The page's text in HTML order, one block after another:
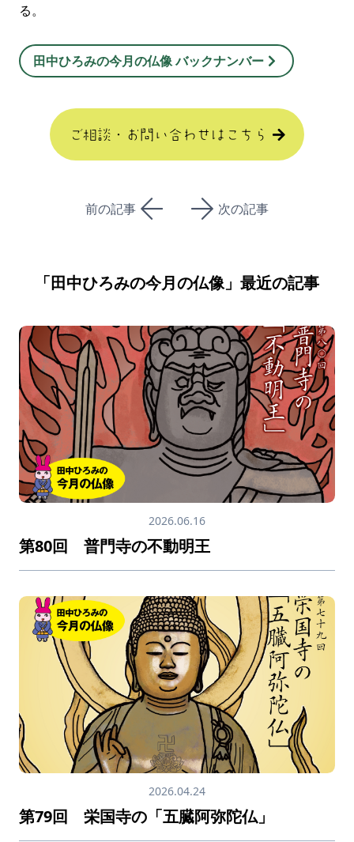
る。
田中ひろみの今月の仏像 バックナンバー
ご相談・お問い合わせはこちら
前の記事 次の記事
「田中ひろみの今月の仏像」最近の記事
2026.06.16
第80回 普門寺の不動明王
2026.04.24
第79回 栄国寺の「五臓阿弥陀仏」